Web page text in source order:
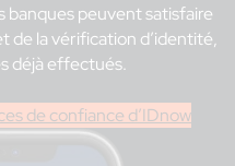
banques peuvent satisfaire
de la vérification d’identité,
déjà effectués.
de confiance d’IDnow